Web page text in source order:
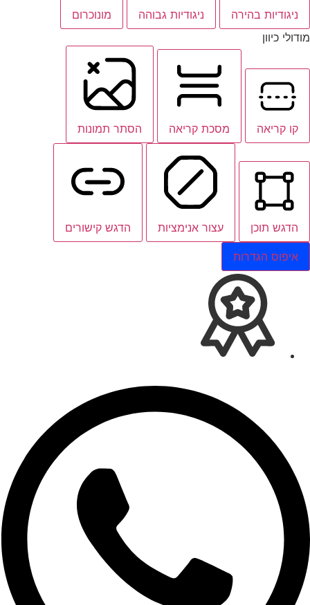
ניגודיות בהירה ניגודיות גבוהה
מונוכרום
מודולי כיוון
קו קריאה מסכת קריאה הסתר תמונות
הדגש תוכן עצור אנימציות הדגש קישורים
איפוס הגדרות